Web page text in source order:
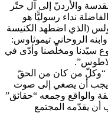
والأردنّ إلى آل حتّر
نداء رسوليًّا هو
(الذي اضطهد الكنيسة
الروحاني تيموثاوس:
سيّدنا ومخلّصنا وأدّى في
“وكلّ من كان من الحقّ
يجب أن يصغي إلى صوت
والواقع وجمعه “حقائق”
يقدّمه المجتمع